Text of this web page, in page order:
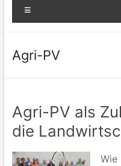
Agri-PV
Agri-PV als
die
Wie